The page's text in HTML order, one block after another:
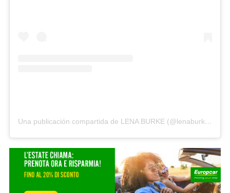
Una publicación compartida de LENA BURKE (@lenaburkemusic)